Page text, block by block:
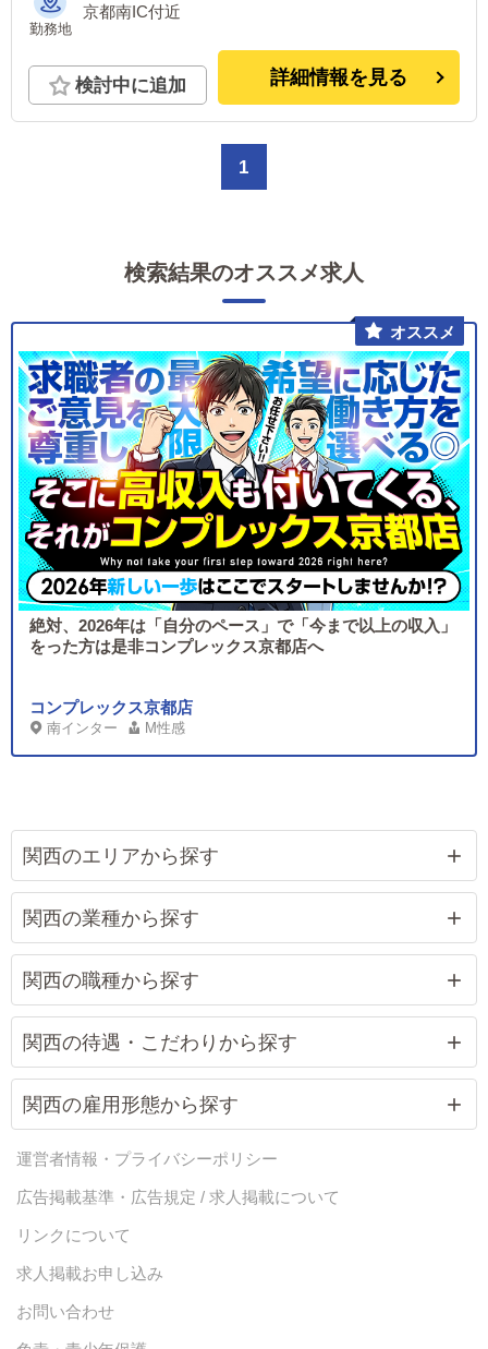
勤務地
京都南IC付近
検討中に追加 詳細情報を見る
1
検索結果のオススメ求人
絶対、2026年は「自分のペース」で「今まで以上の収入」
をった方は是非コンプレックス京都店へ
コンプレックス京都店
南インター M性感
関西のエリアから探す
関西の業種から探す
関西の職種から探す
関西の待遇・こだわりから探す
関西の雇用形態から探す
運営者情報・プライバシーポリシー
広告掲載基準・広告規定 / 求人掲載について
リンクについて
求人掲載お申し込み
お問い合わせ